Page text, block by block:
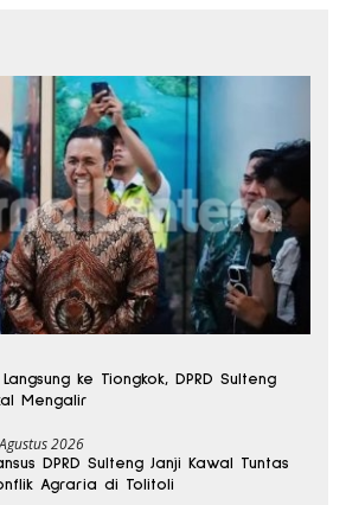
ke Tiongkok, DPRD Sulteng
Mengalir
2026
DPRD Sulteng Janji Kawal Tuntas
Agraria di Tolitoli